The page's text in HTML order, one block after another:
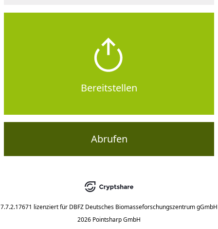
Bereitstellen
Abrufen
7.7.2.17671 lizenziert für DBFZ Deutsches Biomasseforschungszentrum gGmbH
2026 Pointsharp GmbH